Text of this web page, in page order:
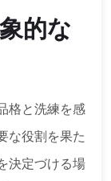
的な
格と洗練を感
な役割を果た
決定づける場